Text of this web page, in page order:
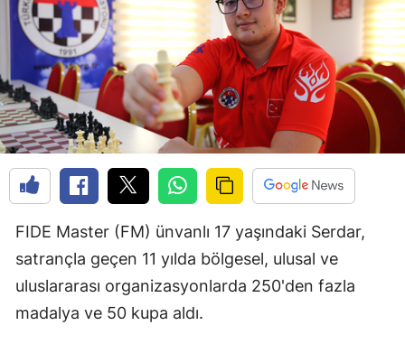
FIDE Master (FM) ünvanlı 17 yaşındaki Serdar,
satrançla geçen 11 yılda bölgesel, ulusal ve
uluslararası organizasyonlarda 250'den fazla
madalya ve 50 kupa aldı.